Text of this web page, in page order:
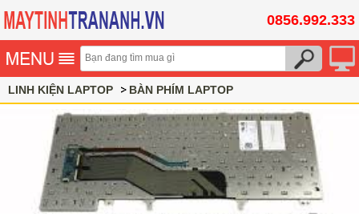
0856.992.333
LINH KIỆN LAPTOP BÀN PHÍM LAPTOP